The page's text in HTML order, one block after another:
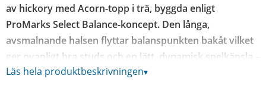
av hickory med Acorn-topp i trä, byggda enligt
ProMarks Select Balance-koncept. Den långa,
avsmalnande halsen flyttar balanspunkten bakåt vilket
ger ovanligt bra studs och en lätt, dynamisk spelkänsla –
perfekt om du vill ha kontroll i snabba passager utan att
Läs hela produktbeskrivningen▾